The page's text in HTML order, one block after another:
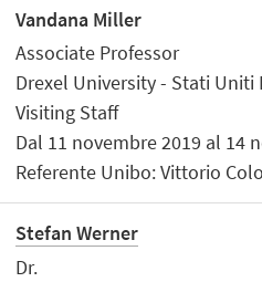
Vandana Miller
Associate Professor
Drexel University - Stati Uniti
Visiting Staff
Dal 11 novembre 2019 al 14
Referente Unibo: Vittorio
Stefan Werner
Dr.